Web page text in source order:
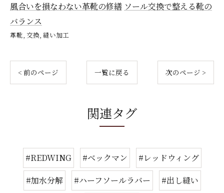
風合いを損なわない革靴の修繕 ソール交換で整える靴の
バランス
革靴 交換 縫い加工
< 前のページ 一覧に戻る 次のページ >
関連タグ
#REDWING #ベックマン
#レッドウィング
#加水分解
#ハーフソールラバー
#出し縫い